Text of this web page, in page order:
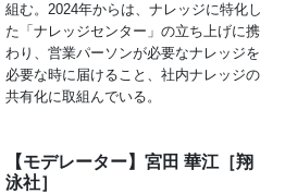
組む。2024年からは、ナレッジに特化し
た「ナレッジセンター」の立ち上げに携
わり、営業パーソンが必要なナレッジを
必要な時に届けること、社内ナレッジの
共有化に取組んでいる。
【モデレーター】宮田 華江［翔
泳社］